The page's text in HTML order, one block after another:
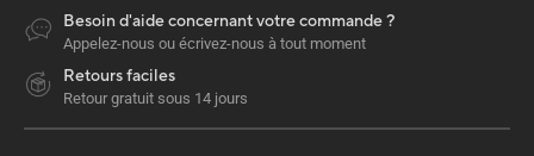
Besoin d'aide concernant votre commande ?
Appelez-nous ou écrivez-nous à tout moment
Retours faciles
Retour gratuit sous 14 jours